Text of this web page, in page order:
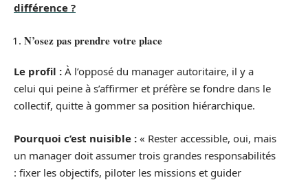
différence ?
N’osez pas prendre votre place
Le profil : À l’opposé du manager autoritaire, il y a
celui qui peine à s’affirmer et préfère se fondre dans le
collectif, quitte à gommer sa position hiérarchique.
Pourquoi c’est nuisible : « Rester accessible, oui, mais
un manager doit assumer trois grandes responsabilités
: fixer les objectifs, piloter les missions et guider